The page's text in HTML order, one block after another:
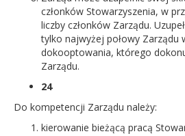
członków Stowarzyszenia, w
liczby członków Zarządu.
tylko najwyżej połowy Zarządu
dokooptowania, którego
Zarządu.
24
Do kompetencji Zarządu należy:
kierowanie bieżącą pracą